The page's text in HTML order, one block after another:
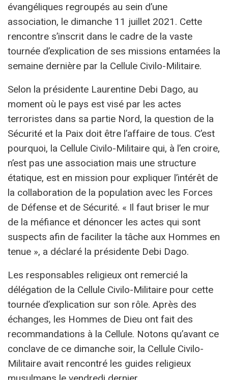
évangéliques regroupés au sein d’une
association, le dimanche 11 juillet 2021. Cette
rencontre s’inscrit dans le cadre de la vaste
tournée d’explication de ses missions entamées la
semaine dernière par la Cellule Civilo-Militaire.
Selon la présidente Laurentine Debi Dago, au
moment où le pays est visé par les actes
terroristes dans sa partie Nord, la question de la
Sécurité et la Paix doit être l’affaire de tous. C’est
pourquoi, la Cellule Civilo-Militaire qui, à l’en croire,
n’est pas une association mais une structure
étatique, est en mission pour expliquer l’intérêt de
la collaboration de la population avec les Forces
de Défense et de Sécurité. « Il faut briser le mur
de la méfiance et dénoncer les actes qui sont
suspects afin de faciliter la tâche aux Hommes en
tenue », a déclaré la présidente Debi Dago.
Les responsables religieux ont remercié la
délégation de la Cellule Civilo-Militaire pour cette
tournée d’explication sur son rôle. Après des
échanges, les Hommes de Dieu ont fait des
recommandations à la Cellule. Notons qu’avant ce
conclave de ce dimanche soir, la Cellule Civilo-
Militaire avait rencontré les guides religieux